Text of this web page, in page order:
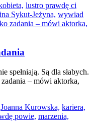
lustro prawdę ci
Sykut-Jeżyna, wywiad
spełniają. Są dla słabych.
– mówi aktorka,
Joanna Kurowska, kariera,
powie, marzenia,